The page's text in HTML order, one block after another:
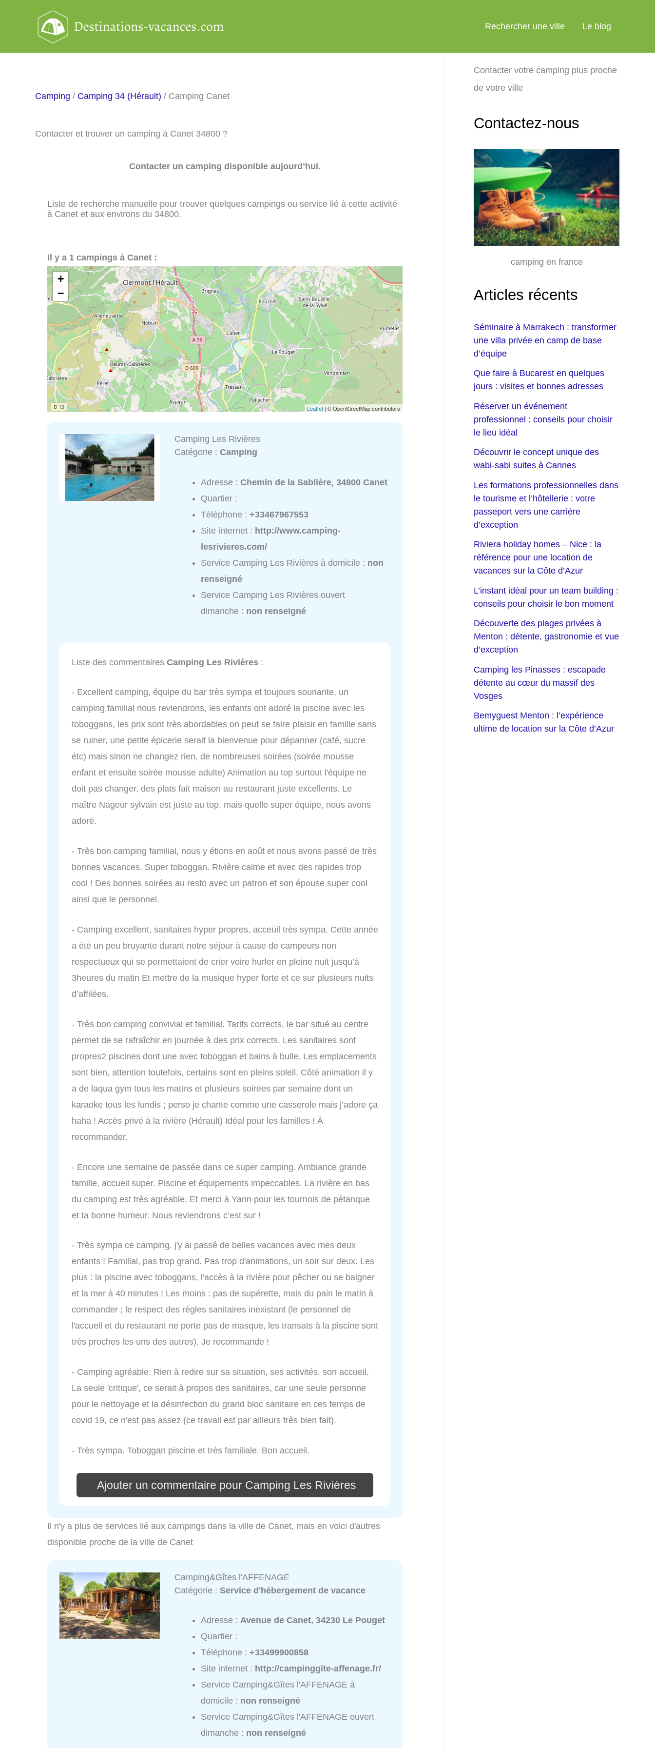
Rechercher une ville Le blog
Camping / Camping 34 (Hérault) / Camping Canet
Contacter et trouver un camping à Canet 34800 ?
Contacter un camping disponible aujourd’hui.
Liste de recherche manuelle pour trouver quelques campings ou service lié à cette activité
à Canet et aux environs du 34800.
Il y a 1 campings à Canet :
+
−
Leaflet | © OpenStreetMap contributors
Camping Les Rivières
Catégorie :Camping
Adresse :Chemin de la Sablière, 34800 Canet
Quartier :
Téléphone :+33467967553
Site internet : http://www.camping-
lesrivieres.com/
Service Camping Les Rivières à domicile : non
renseigné
Service Camping Les Rivières ouvert
dimanche : non renseigné
Liste des commentaires Camping Les Rivières :
- Excellent camping, équipe du bar très sympa et toujours souriante, un
camping familial nous reviendrons, les enfants ont adoré la piscine avec les
toboggans, les prix sont très abordables on peut se faire plaisir en famille sans
se ruiner, une petite épicerie serait la bienvenue pour dépanner (café, sucre
étc) mais sinon ne changez rien, de nombreuses soirées (soirée mousse
enfant et ensuite soirée mousse adulte) Animation au top surtout l'équipe ne
doit pas changer, des plats fait maison au restaurant juste excellents. Le
maître Nageur sylvain est juste au top, mais quelle super équipe, nous avons
adoré.
- Très bon camping familial, nous y étions en août et nous avons passé de très
bonnes vacances. Super toboggan. Rivière calme et avec des rapides trop
cool ! Des bonnes soirées au resto avec un patron et son épouse super cool
ainsi que le personnel.
- Camping excellent, sanitaires hyper propres, acceuil très sympa. Cette année
a été un peu bruyante durant notre séjour à cause de campeurs non
respectueux qui se permettaient de crier voire hurler en pleine nuit jusqu’à
3heures du matin Et mettre de la musique hyper forte et ce sur plusieurs nuits
d’affilées.
- Très bon camping convivial et familial. Tarifs corrects, le bar situé au centre
permet de se rafraîchir en journée à des prix corrects. Les sanitaires sont
propres2 piscines dont une avec toboggan et bains à bulle. Les emplacements
sont bien, attention toutefois, certains sont en pleins soleil. Côté animation il y
a de laqua gym tous les matins et plusieurs soirées par semaine dont un
karaoke tous les lundis ; perso je chante comme une casserole mais j’adore ça
haha ! Accès privé à la rivière (Hérault) Idéal pour les familles ! À
recommander.
- Encore une semaine de passée dans ce super camping. Ambiance grande
famille, accueil super. Piscine et équipements impeccables. La rivière en bas
du camping est très agréable. Et merci à Yann pour les tournois de pétanque
et ta bonne humeur. Nous reviendrons c’est sur !
- Très sympa ce camping, j'y ai passé de belles vacances avec mes deux
enfants ! Familial, pas trop grand. Pas trop d'animations, un soir sur deux. Les
plus : la piscine avec toboggans, l'accès à la rivière pour pêcher ou se baigner
et la mer à 40 minutes ! Les moins : pas de supérette, mais du pain le matin à
commander ; le respect des règles sanitaires inexistant (le personnel de
l'accueil et du restaurant ne porte pas de masque, les transats à la piscine sont
très proches les uns des autres). Je recommande !
- Camping agréable. Rien à redire sur sa situation, ses activités, son accueil.
La seule 'critique', ce serait à propos des sanitaires, car une seule personne
pour le nettoyage et la désinfection du grand bloc sanitaire en ces temps de
covid 19, ce n'est pas assez (ce travail est par ailleurs très bien fait).
- Très sympa. Toboggan piscine et très familiale. Bon accueil.
Ajouter un commentaire pour Camping Les Rivières
Il n'y a plus de services lié aux campings dans la ville de Canet, mais en voici d'autres
disponible proche de la ville de Canet
Camping&Gîtes l'AFFENAGE
Catégorie :Service d'hébergement de vacance
Adresse :Avenue de Canet, 34230 Le Pouget
Quartier :
Téléphone :+33499900858
Site internet : http://campinggite-affenage.fr/
Service Camping&Gîtes l'AFFENAGE à
domicile : non renseigné
Service Camping&Gîtes l'AFFENAGE ouvert
dimanche : non renseigné
Contacter votre camping plus proche
de votre ville
Contactez-nous
camping en france
Articles récents
Séminaire à Marrakech : transformer
une villa privée en camp de base
d’équipe
Que faire à Bucarest en quelques
jours : visites et bonnes adresses
Réserver un événement
professionnel : conseils pour choisir
le lieu idéal
Découvrir le concept unique des
wabi-sabi suites à Cannes
Les formations professionnelles dans
le tourisme et l’hôtellerie : votre
passeport vers une carrière
d’exception
Riviera holiday homes – Nice : la
référence pour une location de
vacances sur la Côte d’Azur
L’instant idéal pour un team building :
conseils pour choisir le bon moment
Découverte des plages privées à
Menton : détente, gastronomie et vue
d’exception
Camping les Pinasses : escapade
détente au cœur du massif des
Vosges
Bemyguest Menton : l’expérience
ultime de location sur la Côte d’Azur